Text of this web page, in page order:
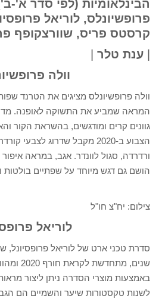
הבינלאומיות (לפי סדר א'-
פרופשיונלס, לוריאל
קרסטס פריס, שוורצקופף
ענת טלר
וולה
המראה שמביע את התשוקה לאופנה.
גוונים קרים ומודגשים, בהשראת הקור
הצבוע ב-2020 מקבל שדרוג לצבעי
הושם גם דגש מיוחד על שפתיים בולטות
צילום: יח"צ חו"ל
לוריאל
שנים,
באמצעות מוצרי הסדרה ניתן ליצור
לשנות טקסטורות שיער והשמיים הם